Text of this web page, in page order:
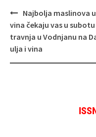
Navigacija
objava
Najbolja maslinova
vina čekaju vas u subotu
travnja u Vodnjanu na
ulja i vina